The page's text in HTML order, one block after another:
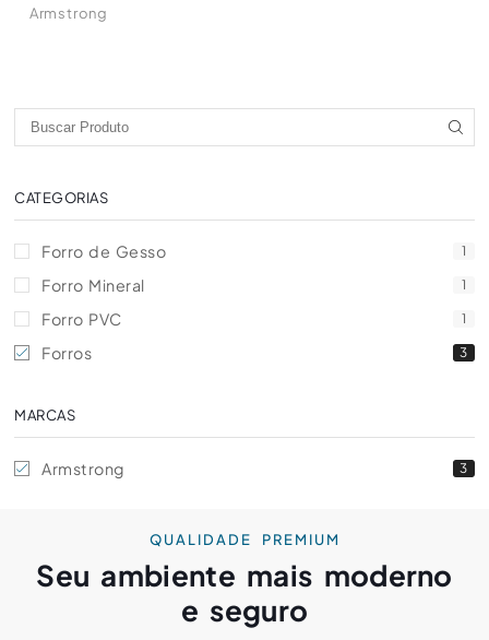
Armstrong
CATEGORIAS
Forro de Gesso 1
Forro Mineral 1
Forro PVC 1
Forros 3
MARCAS
Armstrong 3
QUALIDADE PREMIUM
Seu ambiente mais moderno
e seguro